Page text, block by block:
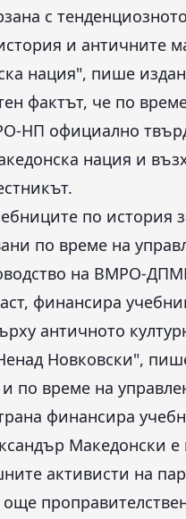
с
и античните
нация", пише
фактът, че по
НП официално
нация и
по история
по време на
на ВМРО-
финансира
античното
Новковски",
по време на
финансира
Македонски
активисти на